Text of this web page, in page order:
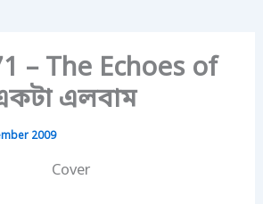
– The Echoes of
এলবাম
2009